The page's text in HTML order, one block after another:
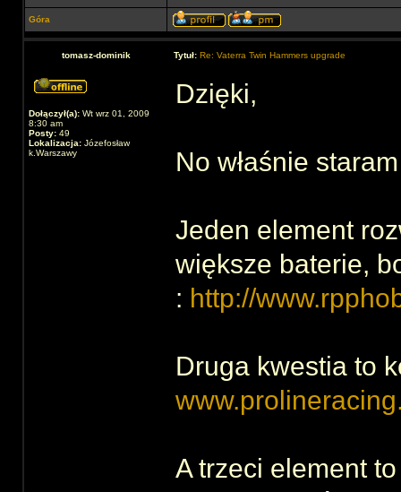
Góra
tomasz-dominik Tytuł: Re: Vaterra Twin Hammers upgrade
Dołączył(a): Wt wrz 01, 2009
8:30 am
Posty: 49
Lokalizacja: Józefosław
k.Warszawy
Dzięki,
No właśnie
Jeden element
większe baterie,
: http://
Druga kwestia to
A trzeci element